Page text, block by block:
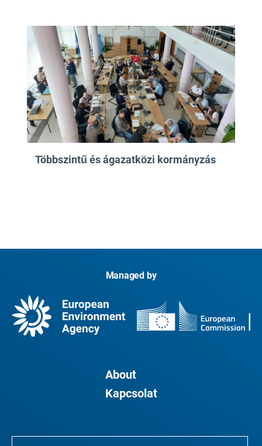
Többszintű és ágazatközi kormányzás
Managed by
About
Kapcsolat